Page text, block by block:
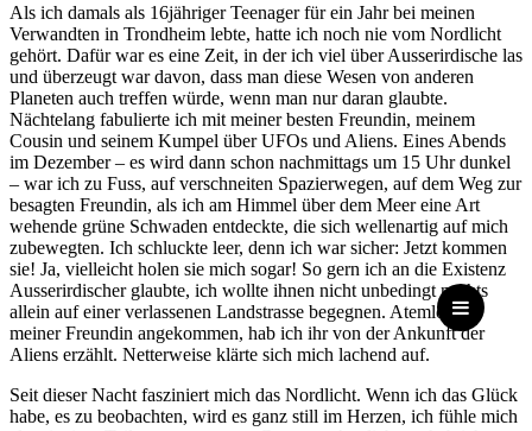
Als ich damals als 16jähriger Teenager für ein Jahr bei meinen
Verwandten in Trondheim lebte, hatte ich noch nie vom Nordlicht
gehört. Dafür war es eine Zeit, in der ich viel über Ausserirdische las
und überzeugt war davon, dass man diese Wesen von anderen
Planeten auch treffen würde, wenn man nur daran glaubte.
Nächtelang fabulierte ich mit meiner besten Freundin, meinem
Cousin und seinem Kumpel über UFOs und Aliens. Eines Abends
im Dezember – es wird dann schon nachmittags um 15 Uhr dunkel
– war ich zu Fuss, auf verschneiten Spazierwegen, auf dem Weg zur
besagten Freundin, als ich am Himmel über dem Meer eine Art
wehende grüne Schwaden entdeckte, die sich wellenartig auf mich
zubewegten. Ich schluckte leer, denn ich war sicher: Jetzt kommen
sie! Ja, vielleicht holen sie mich sogar! So gern ich an die Existenz
Ausserirdischer glaubte, ich wollte ihnen nicht unbedingt nachts
allein auf einer verlassenen Landstrasse begegnen. Atemlos bei
meiner Freundin angekommen, hab ich ihr von der Ankunft der
Aliens erzählt. Netterweise klärte sich mich lachend auf.
Seit dieser Nacht fasziniert mich das Nordlicht. Wenn ich das Glück
habe, es zu beobachten, wird es ganz still im Herzen, ich fühle mich